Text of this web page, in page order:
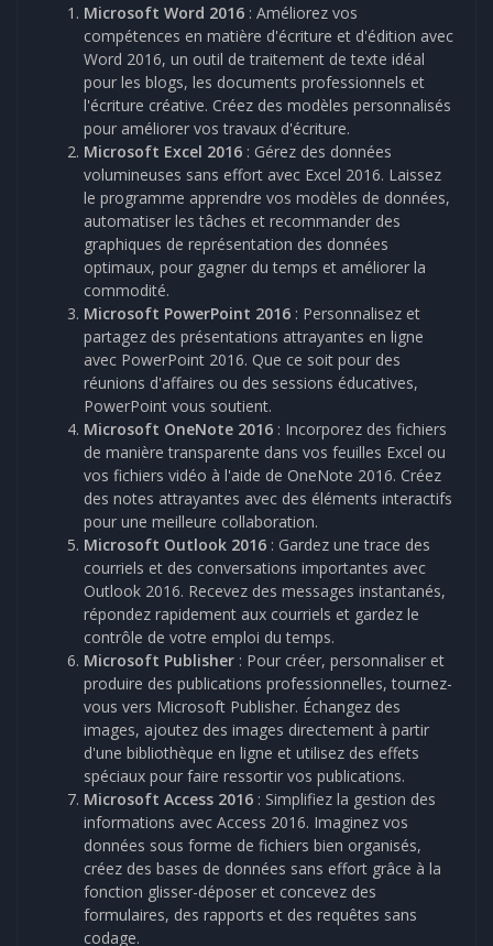
Microsoft Word 2016 : Améliorez vos
compétences en matière d'écriture et d'édition avec
Word 2016, un outil de traitement de texte idéal
pour les blogs, les documents professionnels et
l'écriture créative. Créez des modèles personnalisés
pour améliorer vos travaux d'écriture.
Microsoft Excel 2016 : Gérez des données
volumineuses sans effort avec Excel 2016. Laissez
le programme apprendre vos modèles de données,
automatiser les tâches et recommander des
graphiques de représentation des données
optimaux, pour gagner du temps et améliorer la
commodité.
Microsoft PowerPoint 2016 : Personnalisez et
partagez des présentations attrayantes en ligne
avec PowerPoint 2016. Que ce soit pour des
réunions d'affaires ou des sessions éducatives,
PowerPoint vous soutient.
Microsoft OneNote 2016 : Incorporez des fichiers
de manière transparente dans vos feuilles Excel ou
vos fichiers vidéo à l'aide de OneNote 2016. Créez
des notes attrayantes avec des éléments interactifs
pour une meilleure collaboration.
Microsoft Outlook 2016 : Gardez une trace des
courriels et des conversations importantes avec
Outlook 2016. Recevez des messages instantanés,
répondez rapidement aux courriels et gardez le
contrôle de votre emploi du temps.
Microsoft Publisher : Pour créer, personnaliser et
produire des publications professionnelles, tournez-
vous vers Microsoft Publisher. Échangez des
images, ajoutez des images directement à partir
d'une bibliothèque en ligne et utilisez des effets
spéciaux pour faire ressortir vos publications.
Microsoft Access 2016 : Simplifiez la gestion des
informations avec Access 2016. Imaginez vos
données sous forme de fichiers bien organisés,
créez des bases de données sans effort grâce à la
fonction glisser-déposer et concevez des
formulaires, des rapports et des requêtes sans
codage.